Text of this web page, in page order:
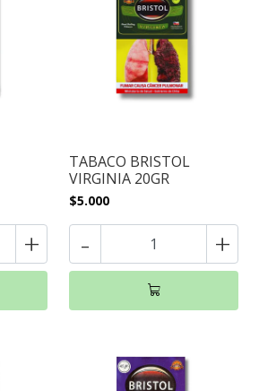
+
TABACO BRISTOL
VIRGINIA 20GR
$5.000
- +